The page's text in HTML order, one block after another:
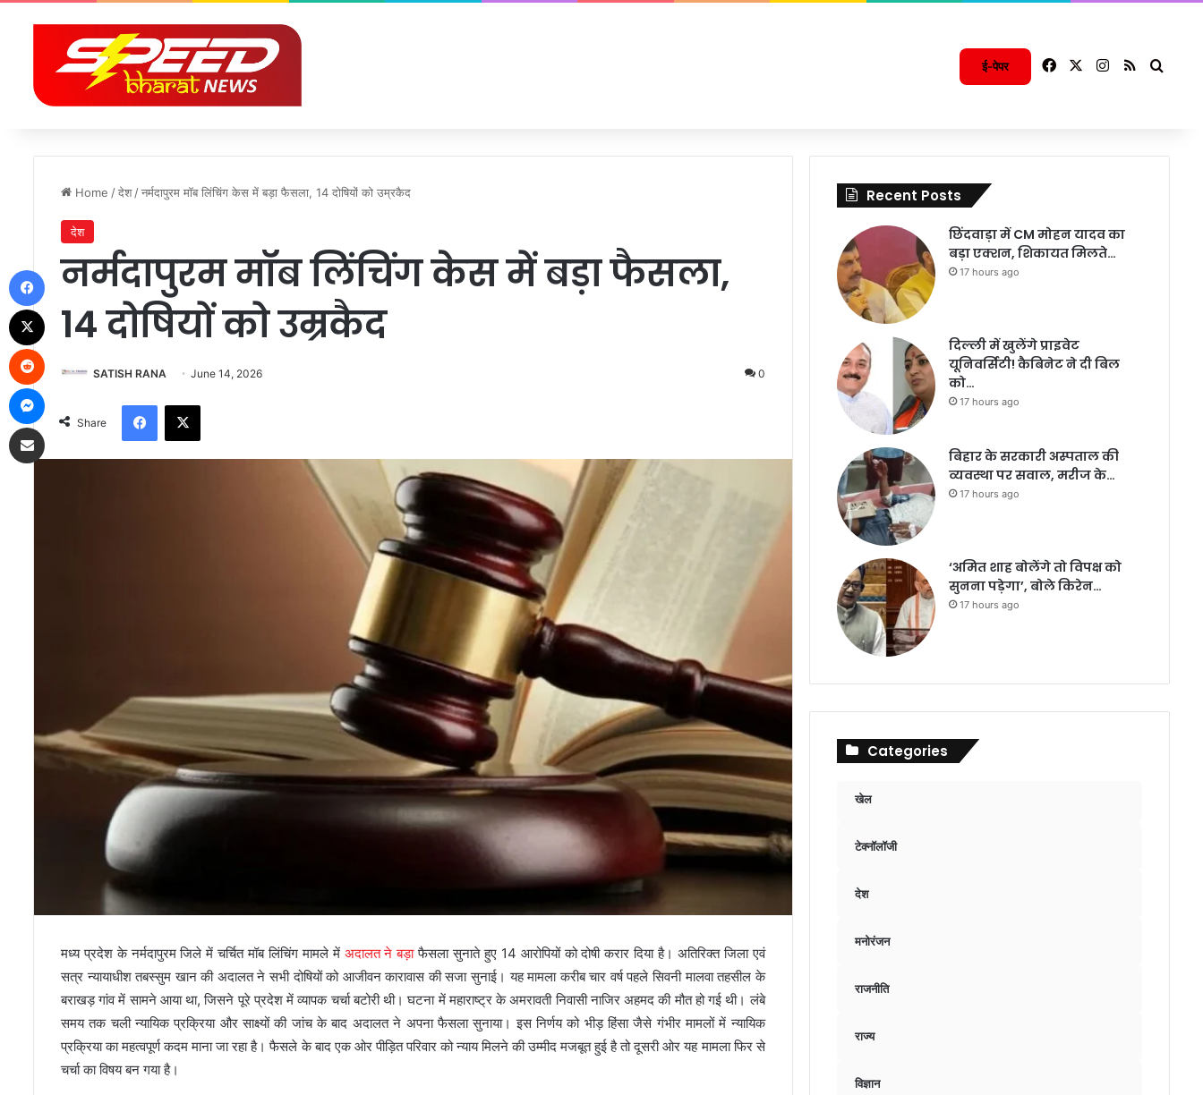
ई-पेपर FacebookInstagram
RSS
Home /देश /नर्मदापुरम मॉब लिंचिंग केस में बड़ा फैसला, 14 दोषियों को उम्रकैद
देश
नर्मदापुरम मॉब लिंचिंग केस में बड़ा फैसला,
14 दोषियों को उम्रकैद
SATISH RANA June 14, 2026 0
Share
Facebook
X
मध्य प्रदेश के नर्मदापुरम जिले में चर्चित मॉब लिंचिंग मामले में अदालत ने बड़ाफैसला सुनाते हुए 14 आरोपियों को दोषी करार दिया है। अतिरिक्त जिला एवं
सत्र न्यायाधीश तबस्सुम खान की अदालत ने सभी दोषियों को आजीवन कारावास की सजा सुनाई। यह मामला करीब चार वर्ष पहले सिवनी मालवा तहसील के
बराखड़ गांव में सामने आया था, जिसने पूरे प्रदेश में व्यापक चर्चा बटोरी थी। घटना में महाराष्ट्र के अमरावती निवासी नाजिर अहमद की मौत हो गई थी। लंबे
समय तक चली न्यायिक प्रक्रिया और साक्ष्यों की जांच के बाद अदालत ने अपना फैसला सुनाया। इस निर्णय को भीड़ हिंसा जैसे गंभीर मामलों में न्यायिक
प्रक्रिया का महत्वपूर्ण कदम माना जा रहा है। फैसले के बाद एक ओर पीड़ित परिवार को न्याय मिलने की उम्मीद मजबूत हुई है तो दूसरी ओर यह मामला फिर से
चर्चा का विषय बन गया है।
Recent Posts
छिंदवाड़ा में CM मोहन यादव का
बड़ा एक्शन, शिकायत मिलते…
17 hours ago
दिल्ली में खुलेंगे प्राइवेट
यूनिवर्सिटी! कैबिनेट ने दी बिल
को…
17 hours ago
बिहार के सरकारी अस्पताल की
व्यवस्था पर सवाल, मरीज के…
17 hours ago
‘अमित शाह बोलेंगे तो विपक्ष को
सुनना पड़ेगा’, बोले किरेन…
17 hours ago
Categories
खेल
टेक्नॉलॉजी
देश
मनोरंजन
राजनीति
राज्य
विज्ञान
Facebook
Share via Email